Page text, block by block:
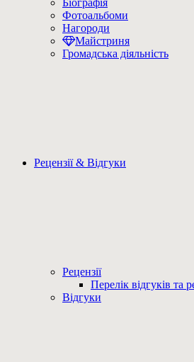
Біографія
Фотоальбоми
Нагороди
Майстриня
Громадська діяльність
Рецензії & Відгуки
Рецензії
Перелік відгуків та
Відгуки